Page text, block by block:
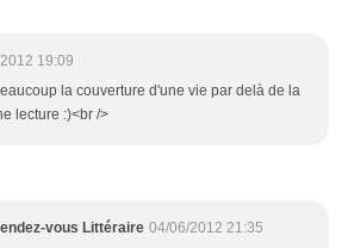
19:09
la couverture d'une vie par delà de la
lecture :)<br />
vous Littéraire 04/06/2012 21:35